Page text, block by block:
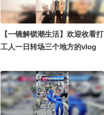
锅酱 @南极小暘 @孙子团毛宁
@晓鸥哥 @袁紫 @要吃饭捏 @
负负酱 @张朝阳 @KPOP狐 @
素部鸟_火力全开中 @城野十一
副本 #2026关注流舞蹈大赛
【一镜解锁潮生活】欢迎收看打
工人一日转场三个地方的vlog
时#2026春季搜狐视频关注流大
会 #地球online秋关副本
@KPOP狐 @小狐 @潮流生活
狐 @张朝阳 @痘肤西施 @一只